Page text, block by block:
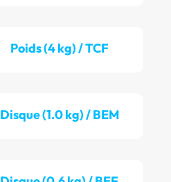
Poids (4 kg) / TCF
Disque (1.0 kg) / BEM